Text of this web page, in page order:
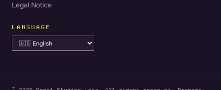
Legal Notice
LANGUAGE